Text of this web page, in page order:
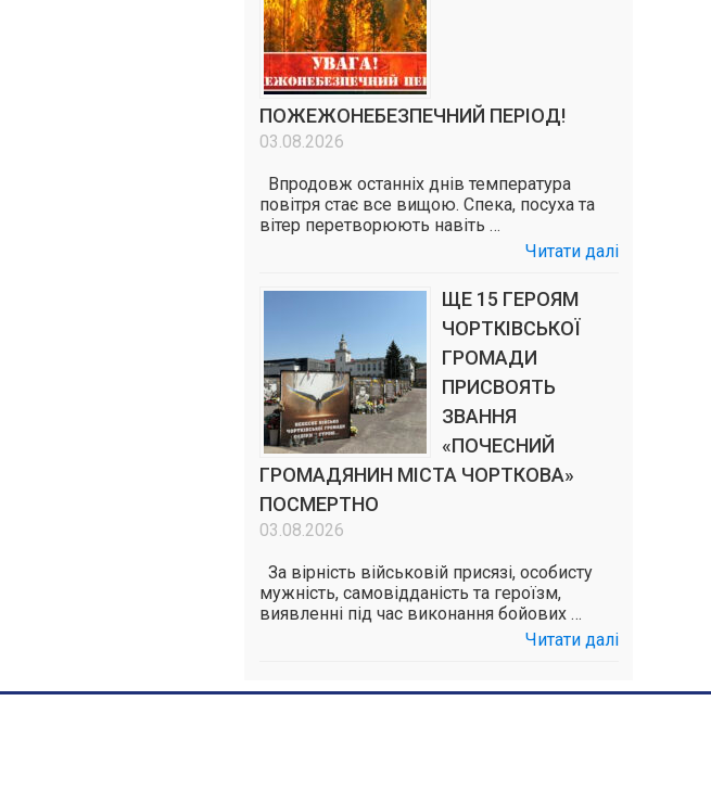
ПОЖЕЖОНЕБЕЗПЕЧНИЙ ПЕРІОД!
03.08.2026
Впродовж останніх днів температура
повітря стає все вищою. Спека, посуха та
вітер перетворюють навіть …
Читати далі
ЩЕ 15 ГЕРОЯМ
ЧОРТКІВСЬКОЇ
ГРОМАДИ
ПРИСВОЯТЬ
ЗВАННЯ
«ПОЧЕСНИЙ
ГРОМАДЯНИН МІСТА ЧОРТКОВА»
ПОСМЕРТНО
03.08.2026
За вірність військовій присязі, особисту
мужність, самовідданість та героїзм,
виявленні під час виконання бойових …
Читати далі